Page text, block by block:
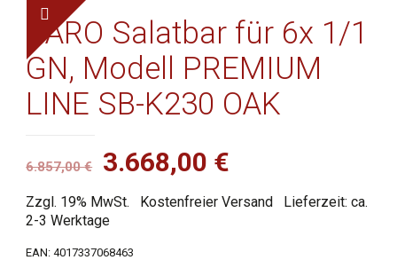
SARO Salatbar für 6x 1/1
GN, Modell PREMIUM
LINE SB-K230 OAK
6.857,00€
Ursprünglicher
Preis
war:
6.857,00 €
3.668,00 €
Preis
ist:
Zzgl. 19% MwSt. Kostenfreier Versand
Lieferzeit: ca.
2-3 Werktage
EAN:4017337068463